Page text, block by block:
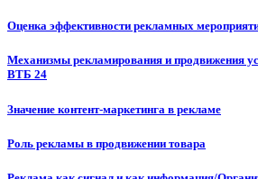
Оценка эффективности рекламных
Механизмы рекламирования и продвижения
ВТБ 24
Значение контент-маркетинга в рекламе
Роль рекламы в продвижении товара